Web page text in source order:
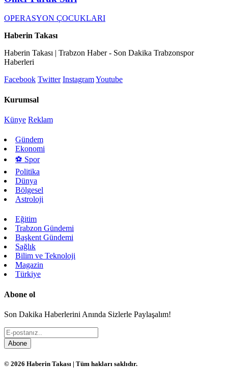
OPERASYON ÇOCUKLARI
Haberin Takası
Haberin Takası | Trabzon Haber - Son Dakika Trabzonspor
Haberleri
Facebook Twitter InstagramYoutube
Kurumsal
Künye Reklam
Gündem
Ekonomi
⚽ Spor
Politika
Dünya
Bölgesel
Astroloji
Eğitim
Trabzon Gündemi
Başkent Gündemi
Sağlık
Bilim ve Teknoloji
Magazin
Türkiye
Abone ol
Son Dakika Haberlerini Anında Sizlerle Paylaşalım!
Abone
© 2026 Haberin Takası | Tüm hakları saklıdır.